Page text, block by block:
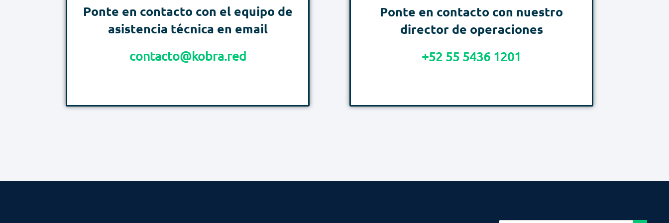
Ponte en contacto con el equipo de
asistencia técnica en email​
contacto@kobra.red
Ponte en contacto con nuestro
director de operaciones​
+52 55 5436 1201